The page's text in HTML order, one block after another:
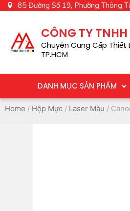
85 Đường Số 19, Phường Thông
CÔNG TY
Chuyên Cung Cấp Thiết
TP.HCM
DANH MỤC SẢN PHẨM
Home / Hộp Mực / Laser Màu /